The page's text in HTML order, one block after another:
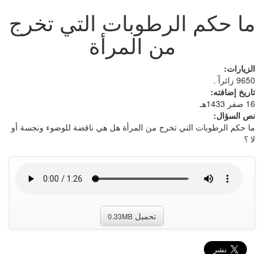
ما حكم الرطوبات التي تخرج
من المرأة
الزيارات:
9650 زائراً .
تاريخ إضافته:
16 صفر 1433هـ
نص السؤال:
ما حكم الرطوبات التي تخرج من المرأة هل هي ناقضة للوضوء ونجسة أو
لا ؟
تحميل 0.33MB